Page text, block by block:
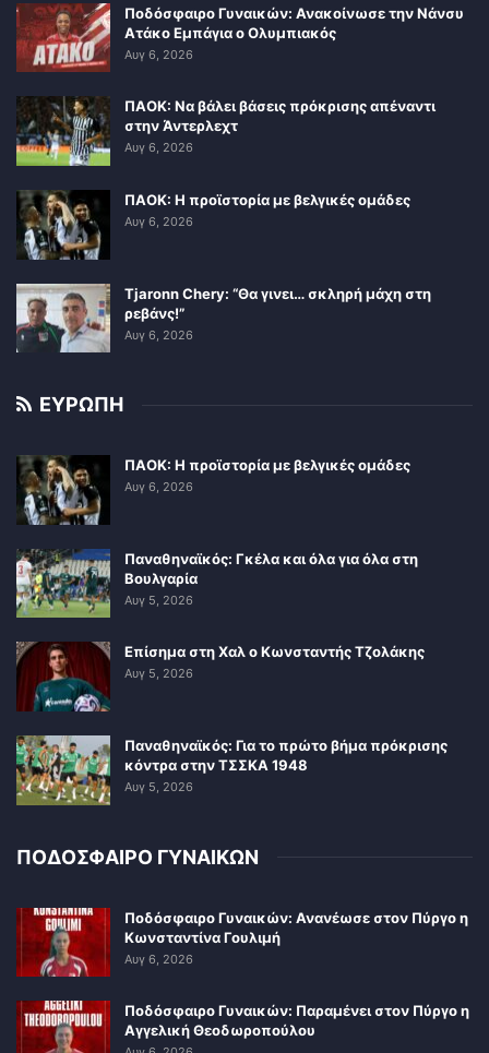
Ποδόσφαιρο Γυναικών: Ανακοίνωσε την Νάνσυ
Ατάκο Εμπάγια ο Ολυμπιακός
Αυγ 6, 2026
ΠΑΟΚ: Να βάλει βάσεις πρόκρισης απέναντι
στην Άντερλεχτ
Αυγ 6, 2026
ΠΑΟΚ: Η προϊστορία με βελγικές ομάδες
Αυγ 6, 2026
Tjaronn Chery: “Θα γινει… σκληρή μάχη στη
ρεβάνς!”
Αυγ 6, 2026
ΕΥΡΩΠΗ
ΠΑΟΚ: Η προϊστορία με βελγικές ομάδες
Αυγ 6, 2026
Παναθηναϊκός: Γκέλα και όλα για όλα στη
Βουλγαρία
Αυγ 5, 2026
Επίσημα στη Χαλ ο Κωνσταντής Τζολάκης
Αυγ 5, 2026
Παναθηναϊκός: Για το πρώτο βήμα πρόκρισης
κόντρα στην ΤΣΣΚΑ 1948
Αυγ 5, 2026
ΠΟΔΟΣΦΑΙΡΟ ΓΥΝΑΙΚΩΝ
Ποδόσφαιρο Γυναικών: Ανανέωσε στον Πύργο η
Κωνσταντίνα Γουλιμή
Αυγ 6, 2026
Ποδόσφαιρο Γυναικών: Παραμένει στον Πύργο η
Αγγελική Θεοδωροπούλου